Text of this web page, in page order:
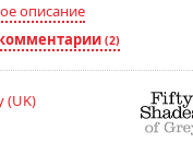
описание
(2)
(UK)